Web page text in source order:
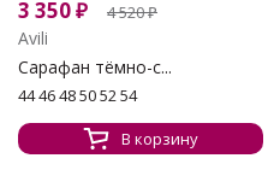
3 350₽ 4 520₽
Avili
Сарафан тёмно-с...
44 46 48 50 52 54
В корзину